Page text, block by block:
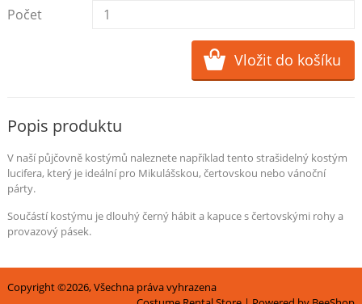
Počet
Popis produktu
V naší půjčovně kostýmů naleznete například tento strašidelný kostým
lucifera, který je ideální pro Mikulášskou, čertovskou nebo vánoční
párty.
Součástí kostýmu je dlouhý černý hábit a kapuce s čertovskými rohy a
provazový pásek.
Copyright ©2026, Všechna práva vyhrazena